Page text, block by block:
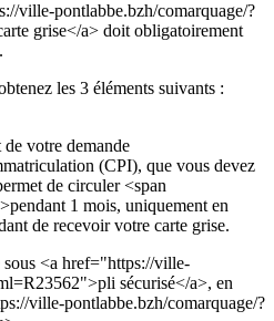
ville-pontlabbe.bzh/comarquage/?
grise</a> doit obligatoirement
les 3 éléments suivants :
votre demande
(CPI), que vous devez
de circuler <span
1 mois, uniquement en
de recevoir votre carte grise.
sous <a href="https://ville-
sécurisé</a>, en
ville-pontlabbe.bzh/comarquage/?